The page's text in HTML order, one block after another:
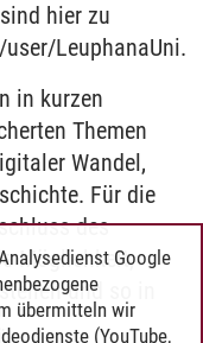
hier zu
LeuphanaUni.
in kurzen
Themen
Wandel,
Für die
des
Möglichkeit,
und so in
Google
übermitteln wir
(YouTube,